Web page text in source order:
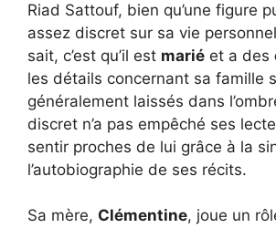
Riad Sattouf, bien qu’une figure
assez discret sur sa vie
sait, c’est qu’il est marié et a des
les détails concernant sa famille
généralement laissés dans
discret n’a pas empêché ses
sentir proches de lui grâce à la
l’autobiographie de ses récits.
Sa mère, Clémentine, joue un